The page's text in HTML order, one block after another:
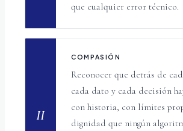
que cualquier error técnico.
II
COMPASIÓN
Reconocer que detrás de
cada dato y cada decisión
con historia, con límites
dignidad que ningún